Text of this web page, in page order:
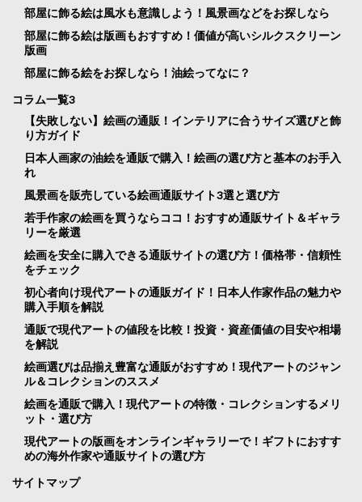
部屋に飾る絵は風水も意識しよう！風景画などをお探しなら
部屋に飾る絵は版画もおすすめ！価値が高いシルクスクリーン
版画
部屋に飾る絵をお探しなら！油絵ってなに？
コラム一覧3
【失敗しない】絵画の通販！インテリアに合うサイズ選びと飾
り方ガイド
日本人画家の油絵を通販で購入！絵画の選び方と基本のお手入
れ
風景画を販売している絵画通販サイト3選と選び方
若手作家の絵画を買うならココ！おすすめ通販サイト＆ギャラ
リーを厳選
絵画を安全に購入できる通販サイトの選び方！価格帯・信頼性
をチェック
初心者向け現代アートの通販ガイド！日本人作家作品の魅力や
購入手順を解説
通販で現代アートの値段を比較！投資・資産価値の目安や相場
を解説
絵画選びは品揃え豊富な通販がおすすめ！現代アートのジャン
ル＆コレクションのススメ
絵画を通販で購入！現代アートの特徴・コレクションするメリ
ット・選び方
現代アートの版画をオンラインギャラリーで！ギフトにおすす
めの海外作家や通販サイトの選び方
サイトマップ